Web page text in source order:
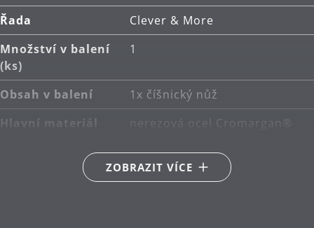
Řada
Clever & More
Množství v balení
(ks)
1
Obsah v balení
1x číšnický nůž
Hlavní materiál
nerezová ocel Cromargan®
10
ZOBRAZIT VÍCE